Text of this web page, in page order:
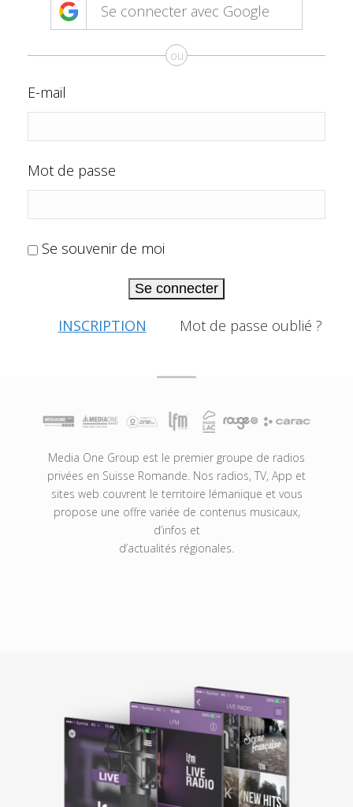
Se connecter avec Google
ou
E-mail
Mot de passe
Se souvenir de moi
Se connecter
INSCRIPTION Mot de passe oublié ?
Media One Group est le premier groupe de radios
privées en Suisse Romande. Nos radios, TV, App et
sites web couvrent le territoire lémanique et vous
propose une offre variée de contenus musicaux,
d’infos et
d’actualités régionales.